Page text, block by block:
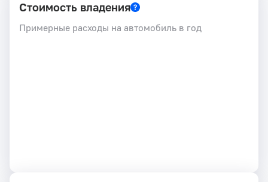
Стоимость владения
Примерные расходы на автомобиль в год